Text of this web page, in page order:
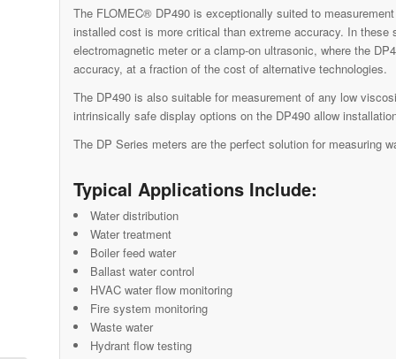
The FLOMEC® DP490 is exceptionally suited to
installed cost is more critical than extreme accuracy. In
electromagnetic meter or a clamp-on ultrasonic, where the
accuracy, at a fraction of the cost of alternative technologies.
The DP490 is also suitable for measurement of any low
intrinsically safe display options on the DP490 allow
The DP Series meters are the perfect solution for measuring
Typical Applications Include:
Water distribution
Water treatment
Boiler feed water
Ballast water control
HVAC water flow monitoring
Fire system monitoring
Waste water
Hydrant flow testing